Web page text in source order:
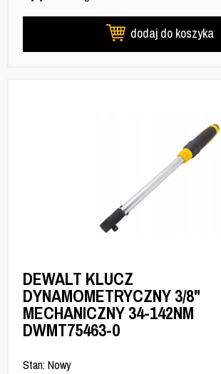
dodaj do koszyka
DEWALT KLUCZ
DYNAMOMETRYCZNY 3/8"
MECHANICZNY 34-142NM
DWMT75463-0
Stan: Nowy